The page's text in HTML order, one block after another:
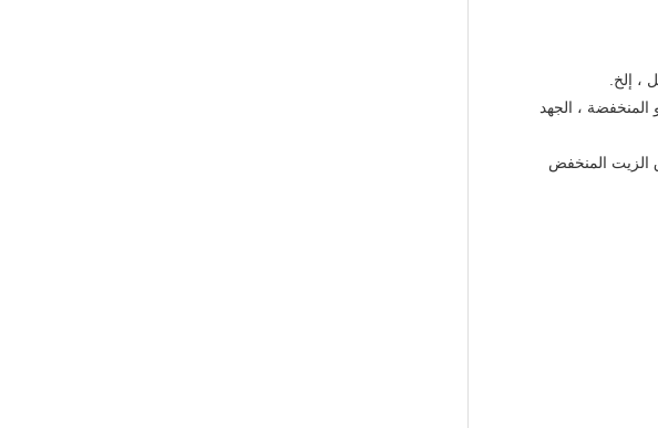
المنخفضة ، الجهد